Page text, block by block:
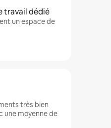
travail dédié
un espace de
très bien
une moyenne de